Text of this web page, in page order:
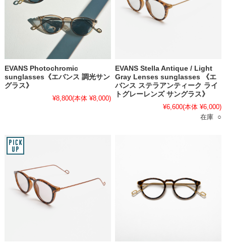
EVANS Photochromic
sunglasses《エバンス 調光サン
グラス》
¥8,800(本体 ¥8,000)
EVANS Stella Antique / Light
Gray Lenses sunglasses 《エ
バンス ステラアンティーク ライ
トグレーレンズ サングラス》
¥6,600(本体 ¥6,000)
在庫 ○